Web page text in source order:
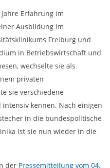
Erfahrung im
Ausbildung im
Freiburg und
in Betriebswirtschaft und
wechselte sie als
privaten
sie verschiedene
kennen. Nach einigen
in die bundespolitische
ist sie nun wieder in die
der Pressemitteilung vom 04.